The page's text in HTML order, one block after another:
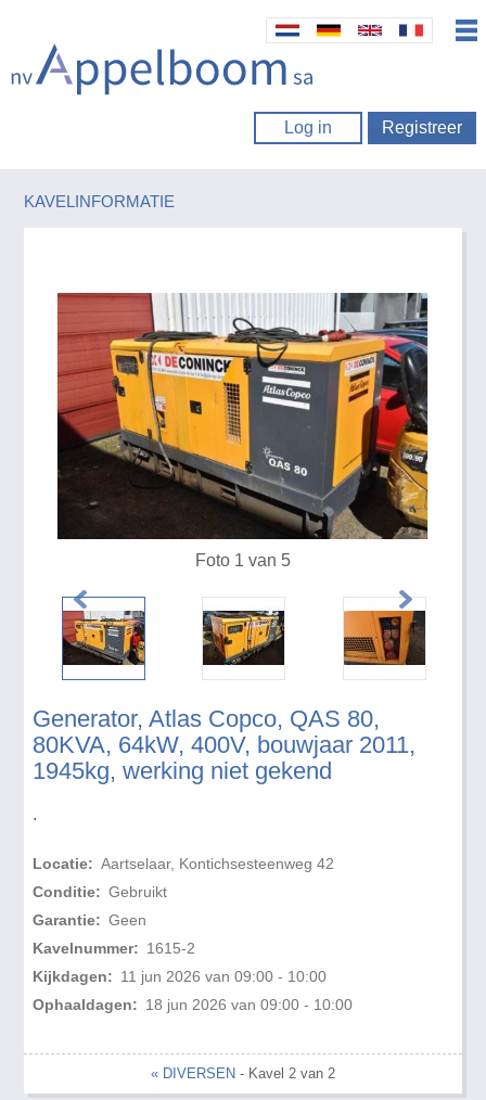
Log in Registreer
KAVELINFORMATIE
Generator, Atlas Copco, QAS 80,
80KVA, 64kW, 400V, bouwjaar 2011,
1945kg, werking niet gekend
.
Locatie: Aartselaar, Kontichsesteenweg 42
Conditie: Gebruikt
Garantie: Geen
Kavelnummer: 1615-2
Kijkdagen: 11 jun 2026 van 09:00 - 10:00
Ophaaldagen: 18 jun 2026 van 09:00 - 10:00
Foto 1 van 5
« DIVERSEN - Kavel 2 van 2